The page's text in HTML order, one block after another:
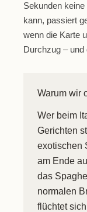
Sekunden
kann, passiert
wenn die Karte
Durchzug –
Warum wir
Wer beim
Gerichten
exotischen
am Ende
das
normalen
flüchtet